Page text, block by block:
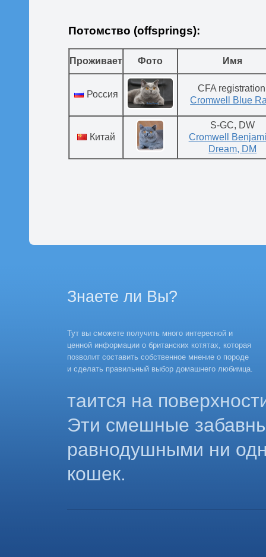
Потомство (offsprings):
Проживает Фото Имя
Россия
CFA
Cromwell Blue
Китай
S-GC, DW
Cromwell
Dream, DM
Знаете ли Вы?
Тут вы сможете получить много интересной и
ценной информации о британских котятах, которая
позволит составить собственное мнение о породе
и сделать правильный выбор домашнего любимца.
таится на
Эти смешные
равнодушными ни
кошек.